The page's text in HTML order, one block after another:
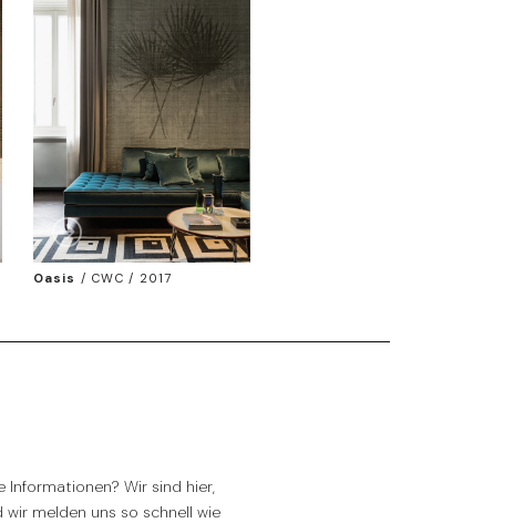
Oasis / CWC / 2017
Informationen? Wir sind hier,
wir melden uns so schnell wie